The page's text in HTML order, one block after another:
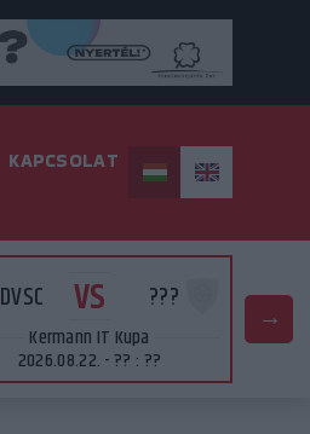
KAPCSOLAT
DVSC VS ???
Kermann IT Kupa
2026.08.22. - ?? : ??